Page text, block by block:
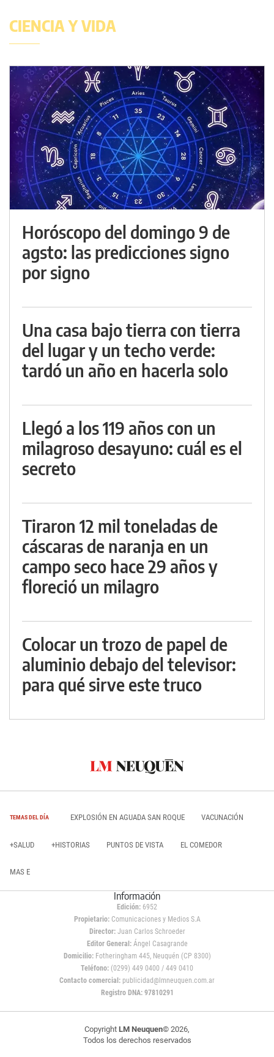
CIENCIA Y VIDA
Horóscopo del domingo 9 de
agsto: las predicciones signo
por signo
Una casa bajo tierra con tierra
del lugar y un techo verde:
tardó un año en hacerla solo
Llegó a los 119 años con un
milagroso desayuno: cuál es el
secreto
Tiraron 12 mil toneladas de
cáscaras de naranja en un
campo seco hace 29 años y
floreció un milagro
Colocar un trozo de papel de
aluminio debajo del televisor:
para qué sirve este truco
TEMAS DEL DÍA EXPLOSIÓN EN AGUADA SAN ROQUE VACUNACIÓN
+SALUD +HISTORIAS PUNTOS DE VISTA EL COMEDOR
MAS E
Información
Edición: 6952
Propietario:Comunicaciones y Medios S.A
Director: Juan Carlos Schroeder
Editor General:Ángel Casagrande
Domicilio:Fotheringham 445, Neuquén (CP 8300)
Teléfono: (0299) 449 0400 / 449 0410
Contacto comercial: publicidad@lmneuquen.com.ar
Registro DNA: 97810291
Copyright LM Neuquen© 2026,
Todos los derechos reservados